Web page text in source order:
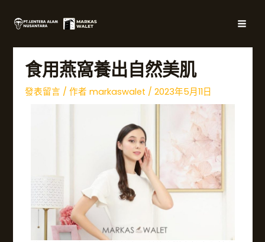
食用燕窩養出自然美肌
發表留言 / 作者 markaswalet / 2023年5月11日
章
導
覽